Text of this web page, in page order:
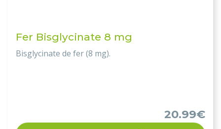
Fer Bisglycinate 8 mg
Bisglycinate de fer (8 mg).
20.99€